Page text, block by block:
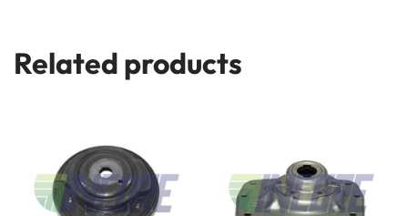
Related products